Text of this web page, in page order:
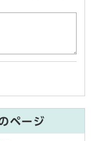
ページ